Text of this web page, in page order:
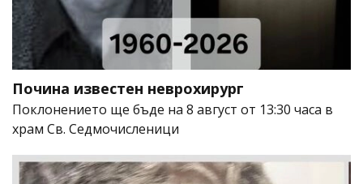
Почина известен неврохирург
Поклонението ще бъде на 8 август от 13:30 часа в
храм Св. Седмочисленици